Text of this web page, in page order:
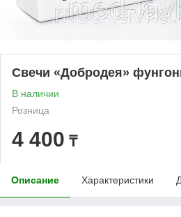
Свечи «Добродея»
В наличии
Розница
4 400 ₸
Описание Характеристики